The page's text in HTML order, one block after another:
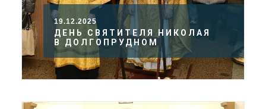
19.12.2025
ДЕНЬ СВЯТИТЕЛЯ НИКОЛАЯ
В ДОЛГОПРУДНОМ